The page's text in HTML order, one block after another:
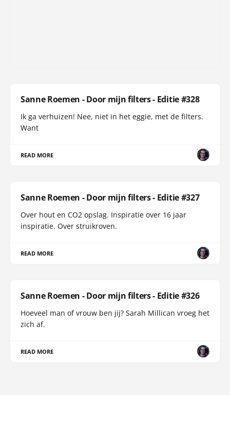
Sanne Roemen - Door mijn filters - Editie #328
Ik ga verhuizen! Nee, niet in het eggie, met de filters.
Want
READ MORE
Sanne Roemen - Door mijn filters - Editie #327
Over hout en CO2 opslag. Inspiratie over 16 jaar
inspiratie. Over struikroven.
READ MORE
Sanne Roemen - Door mijn filters - Editie #326
Hoeveel man of vrouw ben jij? Sarah Millican vroeg het
zich af.
READ MORE